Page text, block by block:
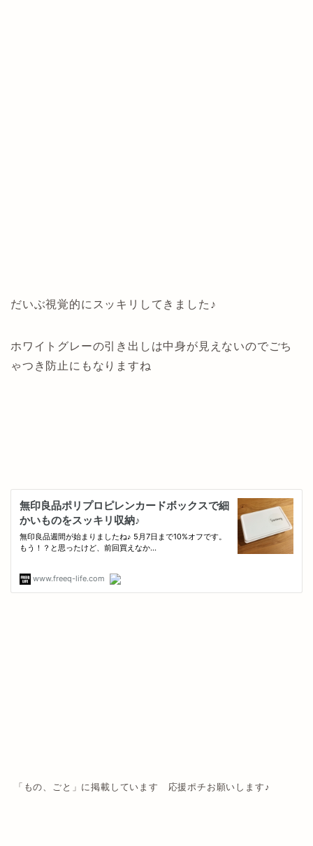
だいぶ視覚的にスッキリしてきました♪
ホワイトグレーの引き出しは中身が見えないのでごち
ゃつき防止にもなりますね
「もの、ごと」に掲載しています 応援ポチお願いします♪